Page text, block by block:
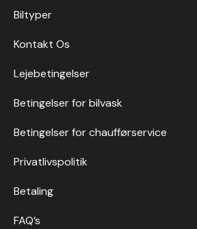
Biltyper
Kontakt Os
Lejebetingelser
Betingelser for bilvask
Betingelser for chaufførservice
Privatlivspolitik
Betaling
FAQ’s